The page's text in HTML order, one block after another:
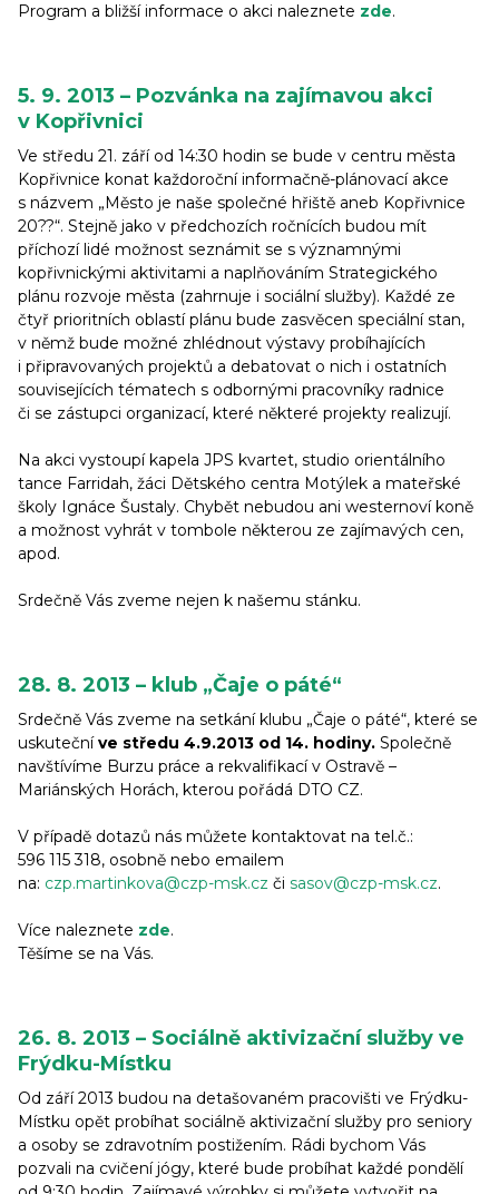
Program a bližší informace o akci naleznete zde.
5. 9. 2013 – Pozvánka na zajímavou akci
v Kopřivnici
Ve středu 21. září od 14:30 hodin se bude v centru města
Kopřivnice konat každoroční informačně-plánovací akce
s názvem „Město je naše společné hřiště aneb Kopřivnice
20??“. Stejně jako v předchozích ročnících budou mít
příchozí lidé možnost seznámit se s významnými
kopřivnickými aktivitami a naplňováním Strategického
plánu rozvoje města (zahrnuje i sociální služby). Každé ze
čtyř prioritních oblastí plánu bude zasvěcen speciální stan,
v němž bude možné zhlédnout výstavy probíhajících
i připravovaných projektů a debatovat o nich i ostatních
souvisejících tématech s odbornými pracovníky radnice
či se zástupci organizací, které některé projekty realizují.
Na akci vystoupí kapela JPS kvartet, studio orientálního
tance Farridah, žáci Dětského centra Motýlek a mateřské
školy Ignáce Šustaly. Chybět nebudou ani westernoví koně
a možnost vyhrát v tombole některou ze zajímavých cen,
apod.
Srdečně Vás zveme nejen k našemu stánku.
28. 8. 2013 – klub „Čaje o páté“
Srdečně Vás zveme na setkání klubu „Čaje o páté“, které se
uskutečníve středu 4.9.2013 od 14. hodiny. Společně
navštívíme Burzu práce a rekvalifikací v Ostravě –
Mariánských Horách, kterou pořádá DTO CZ.
V případě dotazů nás můžete kontaktovat na tel.č.:
596 115 318, osobně nebo emailem
na: czp.martinkova@czp-msk.cz či sasov@czp-msk.cz.
Více naleznete zde.
Těšíme se na Vás.
26. 8. 2013 – Sociálně aktivizační služby ve
Frýdku-Místku
Od září 2013 budou na detašovaném pracovišti ve Frýdku-
Místku opět probíhat sociálně aktivizační služby pro seniory
a osoby se zdravotním postižením. Rádi bychom Vás
pozvali na cvičení jógy, které bude probíhat každé pondělí